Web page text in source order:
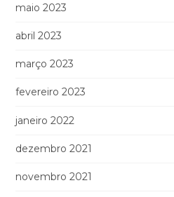
maio 2023
abril 2023
março 2023
fevereiro 2023
janeiro 2022
dezembro 2021
novembro 2021